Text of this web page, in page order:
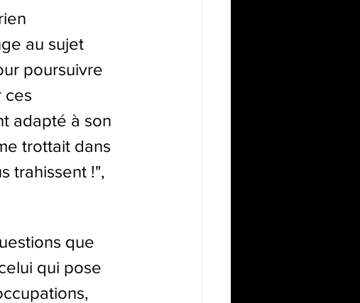
au sujet
poursuivre
ces
adapté à son
trottait dans
trahissent !",
que
qui pose